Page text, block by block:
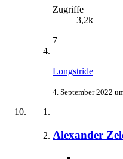
Zugriffe
3,2k
7
Longstride
4. September 2022
Alexander